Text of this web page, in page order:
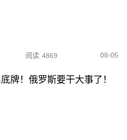
阅读 4869 08-05
牌！俄罗斯要干大事了！